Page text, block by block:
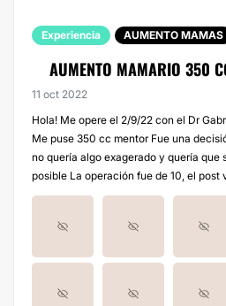
Experiencia AUMENTO MAMAS
AUMENTO MAMARIO 350
11 oct 2022
Hola! Me opere el 2/9/22 con el Dr
Me puse 350 cc mentor Fue una
no quería algo exagerado y quería que
posible La operación fue de 10, el post